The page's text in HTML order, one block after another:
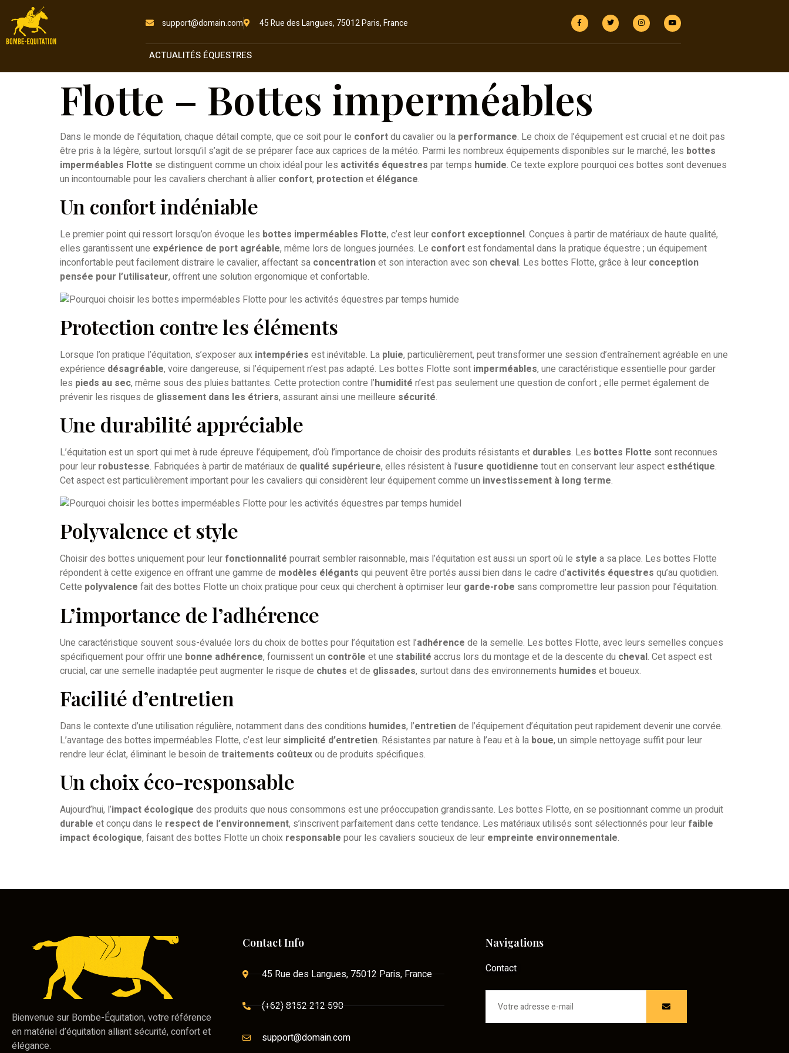
support@domain.com 45 Rue des Langues, 75012 Paris, France
ACTUALITÉS ÉQUESTRES
Flotte – Bottes imperméables
Dans le monde de l’équitation, chaque détail compte, que ce soit pour le confortdu cavalier ou la performance. Le choix de l’équipement est crucial et ne doit pas
être pris à la légère, surtout lorsqu’il s’agit de se préparer face aux caprices de la météo. Parmi les nombreux équipements disponibles sur le marché, les bottes
imperméables Flotte se distinguent comme un choix idéal pour les activités équestres par temps humide. Ce texte explore pourquoi ces bottes sont devenues
un incontournable pour les cavaliers cherchant à allier confort, protectionet élégance.
Un confort indéniable
Le premier point qui ressort lorsqu’on évoque les bottes imperméables Flotte, c’est leur confort exceptionnel. Conçues à partir de matériaux de haute qualité,
elles garantissent une expérience de port agréable, même lors de longues journées. Le confortest fondamental dans la pratique équestre ; un équipement
inconfortable peut facilement distraire le cavalier, affectant sa concentrationet son interaction avec son cheval. Les bottes Flotte, grâce à leur conception
pensée pour l’utilisateur, offrent une solution ergonomique et confortable.
Protection contre les éléments
Lorsque l’on pratique l’équitation, s’exposer aux intempéries est inévitable. La pluie, particulièrement, peut transformer une session d’entraînement agréable en une
expérience désagréable, voire dangereuse, si l’équipement n’est pas adapté. Les bottes Flotte sont imperméables, une caractéristique essentielle pour garder
les pieds au sec, même sous des pluies battantes. Cette protection contre l’humidité n’est pas seulement une question de confort ; elle permet également de
prévenir les risques de glissement dans les étriers, assurant ainsi une meilleure sécurité.
Une durabilité appréciable
L’équitation est un sport qui met à rude épreuve l’équipement, d’où l’importance de choisir des produits résistants et durables. Les bottes Flotte sont reconnues
pour leur robustesse. Fabriquées à partir de matériaux de qualité supérieure, elles résistent à l’usure quotidienne tout en conservant leur aspect esthétique.
Cet aspect est particulièrement important pour les cavaliers qui considèrent leur équipement comme un investissement à long terme.
Polyvalence et style
Choisir des bottes uniquement pour leur fonctionnalité pourrait sembler raisonnable, mais l’équitation est aussi un sport où le style a sa place. Les bottes Flotte
répondent à cette exigence en offrant une gamme de modèles élégants qui peuvent être portés aussi bien dans le cadre d’activités équestres qu’au quotidien.
Cette polyvalence fait des bottes Flotte un choix pratique pour ceux qui cherchent à optimiser leur garde-robe sans compromettre leur passion pour l’équitation.
L’importance de l’adhérence
Une caractéristique souvent sous-évaluée lors du choix de bottes pour l’équitation est l’adhérence de la semelle. Les bottes Flotte, avec leurs semelles conçues
spécifiquement pour offrir une bonne adhérence, fournissent un contrôle et une stabilité accrus lors du montage et de la descente du cheval. Cet aspect est
crucial, car une semelle inadaptée peut augmenter le risque de chutes et de glissades, surtout dans des environnements humides et boueux.
Facilité d’entretien
Dans le contexte d’une utilisation régulière, notamment dans des conditions humides, l’entretiende l’équipement d’équitation peut rapidement devenir une corvée.
L’avantage des bottes imperméables Flotte, c’est leur simplicité d’entretien. Résistantes par nature à l’eau et à la boue, un simple nettoyage suffit pour leur
rendre leur éclat, éliminant le besoin de traitements coûteuxou de produits spécifiques.
Un choix éco-responsable
Aujourd’hui, l’impact écologique des produits que nous consommons est une préoccupation grandissante. Les bottes Flotte, en se positionnant comme un produit
durable et conçu dans le respect de l’environnement, s’inscrivent parfaitement dans cette tendance. Les matériaux utilisés sont sélectionnés pour leur faible
impact écologique, faisant des bottes Flotte un choix responsable pour les cavaliers soucieux de leur empreinte environnementale.
Bienvenue sur Bombe-Équitation, votre référence
en matériel d’équitation alliant sécurité, confort et
élégance.
Contact Info
45 Rue des Langues, 75012 Paris, France
(+62) 8152 212 590
support@domain.com
Navigations
Contact